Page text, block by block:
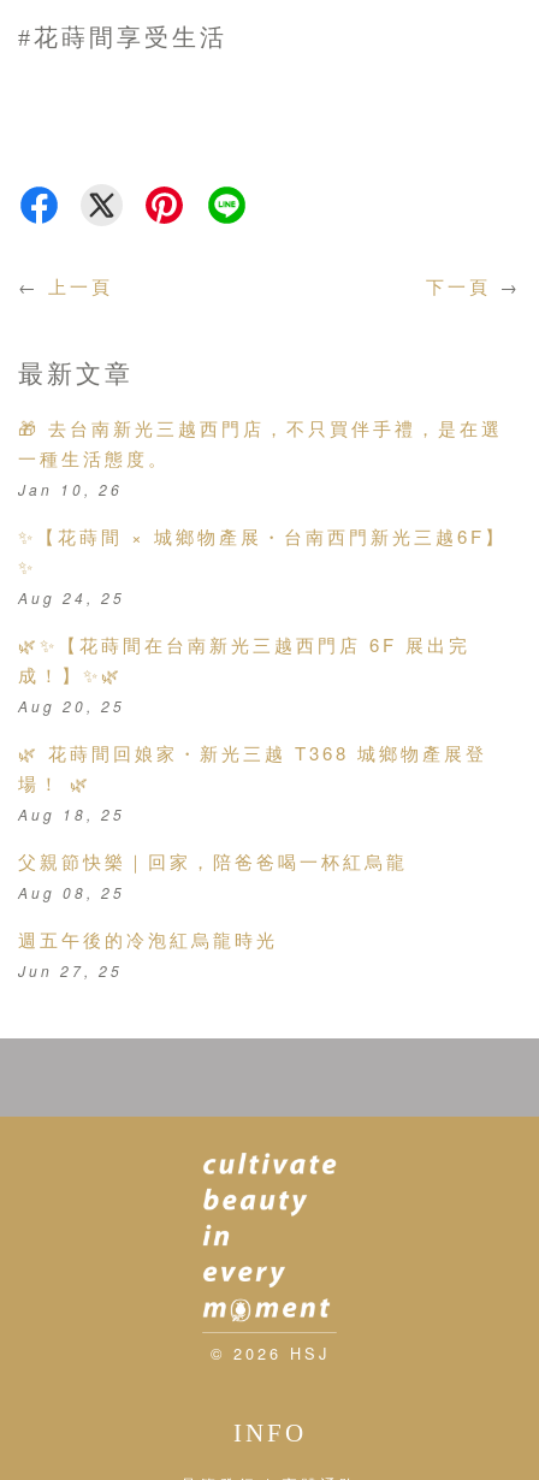
#花蒔間享受生活
← 上一頁 下一頁 →
最新文章
🎁 去台南新光三越西門店，不只買伴手禮，是在選
一種生活態度。
Jan 10, 26
✨【花蒔間 × 城鄉物產展・台南西門新光三越6F】
✨
Aug 24, 25
🌿✨【花蒔間在台南新光三越西門店 6F 展出完
成！】✨🌿
Aug 20, 25
🌿 花蒔間回娘家・新光三越 T368 城鄉物產展登
場！ 🌿
Aug 18, 25
父親節快樂｜回家，陪爸爸喝一杯紅烏龍
Aug 08, 25
週五午後的冷泡紅烏龍時光
Jun 27, 25
© 2026 HSJ
INFO